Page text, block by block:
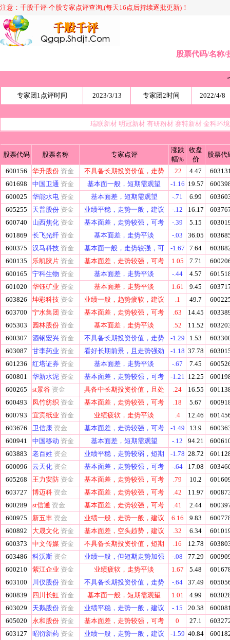
注意：千股千评-个股专家点评查询,(每天16点后持续逐批更新)！
股票代码/名称/
专家团1点评时间 2023/3/13 专家团2时间 2022/4/8
瑞联新材 明冠新材 有研粉材 赛特新材 金科环
股票代码 股票名称 专家点评
涨跌
幅%
收盘
价
股票代
600156 华升股份 资金 不具备长期投资价值，走势 .22 4.47
601698
中国卫通 资金 基本面一般，短期需观望 -1.16 19.57
600025
华能水电 资金 基本面差，短期需观望 -.71 6.99
605255
天普股份 资金 业绩平稳，走势一般，建议 -.12 16.17
600740
山西焦化 资金 基本面差，走势较强，可考 -.39 5.15
601869
长飞光纤 资金 基本面差，走势平淡 -.03 36.05
600375
汉马科技 资金 基本面一般，走势较强，可 -1.67 7.64
600135
乐凯胶片 资金 基本面差，走势较强，可考 1.05 7.71
600165
宁科生物 资金 基本面差，走势平淡 -.44 4.57
601020
华钰矿业 资金 基本面差，走势平淡 1.61 9.45
603826
坤彩科技 资金 业绩一般，趋势疲软，建议 .1 49.7
603700
宁水集团 资金 基本面差，走势较强，可考 .63 14.45
605303
园林股份 资金 基本面差，走势平淡 .52 11.52
600307
酒钢宏兴 资金 不具备长期投资价值，走势 -1.29 1.53
603087
甘李药业 资金 看好长期前景，且走势强劲 -1.18 37.78
601236
红塔证券 资金 基本面差，走势平淡 -.67 7.45
600801
华新水泥 资金 基本面差，走势较强，可考 -1.21 12.25
600265
st景谷 资金 具备中长期投资价值，且处 .24 16.55
600493
凤竹纺织 资金 基本面差，走势较强，可考 .18 5.67
600793
宜宾纸业 资金 业绩疲软，走势平淡 .4 12.46
603676
卫信康 资金 基本面差，走势较强，可考 -1.49 13.9
600941
中国移动 资金 基本面差，短期需观望 -.12 94.21
603883
老百姓 资金 业绩平稳，走势较弱，短期 -1.78 28.72
600096
云天化 资金 基本面差，走势较强，可考 -.64 17.08
605268
王力安防 资金 基本面差，走势较强，可考 .79 10.2
603727
博迈科 资金 基本面差，走势较强，可考 .42 11.97
600289
st信通 资金 基本面差，走势较强，可考 .41 2.44
600975
新五丰 资金 业绩一般，走势一般，建议 6.16 9.83
600892
大晟文化 资金 基本面差，空头趋势，建议 .32 6.34
600373
中文传媒 资金 不具备长期投资价值，短期 .16 12.78
603486
科沃斯 资金 业绩一般，但短期走势加强 -.08 77.29
600210
紫江企业 资金 业绩疲软，走势平淡 1.67 5.48
603100
川仪股份 资金 不具备长期投资价值，走势 -.64 37.49
600839
四川长虹 资金 基本面一般，短期需观望 1.01 4.99
603029
天鹅股份 资金 业绩平稳，走势一般，建议 -.15 20.38
605020
永和股份 资金 基本面差，走势较强，可考 0 27.1
603127
昭衍新药 资金 业绩一般，走势一般，建议 -1.59 40.84